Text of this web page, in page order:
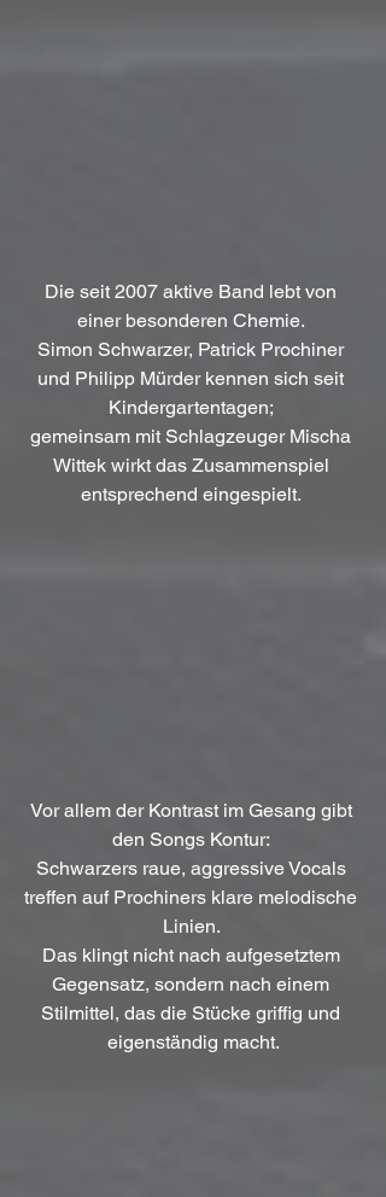
Die seit 2007 aktive Band lebt von
einer besonderen Chemie.
Simon Schwarzer, Patrick Prochiner
und Philipp Mürder kennen sich seit
Kindergartentagen;
gemeinsam mit Schlagzeuger Mischa
Wittek wirkt das Zusammenspiel
entsprechend eingespielt.
Vor allem der Kontrast im Gesang gibt
den Songs Kontur:
Schwarzers raue, aggressive Vocals
treffen auf Prochiners klare melodische
Linien.
Das klingt nicht nach aufgesetztem
Gegensatz, sondern nach einem
Stilmittel, das die Stücke griffig und
eigenständig macht.